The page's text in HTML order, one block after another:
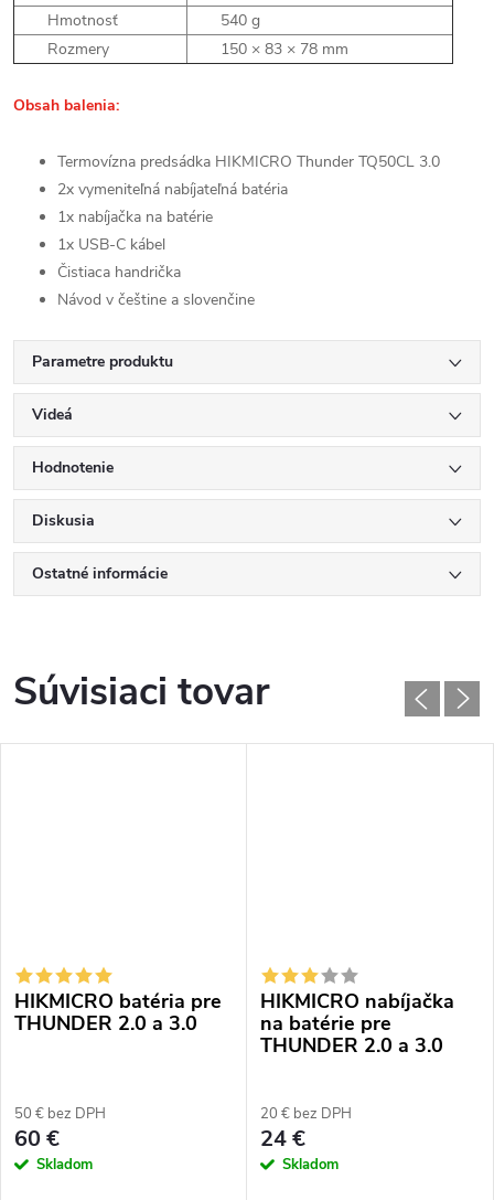
Hmotnosť
540 g
Rozmery
150 × 83 × 78 mm
Obsah balenia:
Termovízna predsádka HIKMICRO Thunder TQ50CL 3.0
2x vymeniteľná nabíjateľná batéria
1x nabíjačka na batérie
1x USB-C kábel
Čistiaca handrička
Návod v češtine a slovenčine
Parametre produktu
Videá
Hodnotenie
Diskusia
Ostatné informácie
Súvisiaci tovar
HIKMICRO batéria pre
THUNDER 2.0 a 3.0
50 € bez DPH
60 €
Skladom
HIKMICRO nabíjačka
na batérie pre
THUNDER 2.0 a 3.0
20 € bez DPH
24 €
Skladom